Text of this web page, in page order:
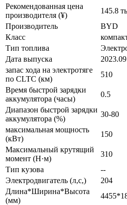
Рекомендованная цена
производителя (¥)
145.8
Производитель
BYD
Класс
Тип топлива
Дата выпуска
2023.09
запас хода на электротяге
по CLTC (км)
510
Время быстрой зарядки
аккумулятора (часы)
0.5
Диапазон быстрой зарядки
аккумулятора (%)
30-80
максимальная мощность
(кВт)
150
Максимальный крутящий
момент (Н·м)
310
Тип кузова
--
Электродвигатель (л,с,)
204
Длина*Ширина*Высота
(мм)